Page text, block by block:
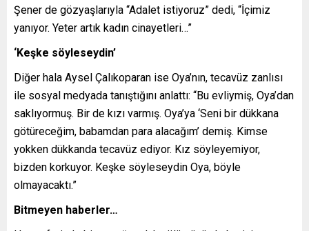
Şener de gözyaşlarıyla “Adalet istiyoruz” dedi, “İçimiz
yanıyor. Yeter artık kadın cinayetleri…”
‘Keşke söyleseydin’
Diğer hala Aysel Çalıkoparan ise Oya’nın, tecavüz zanlısı
ile sosyal medyada tanıştığını anlattı: “Bu evliymiş, Oya’dan
saklıyormuş. Bir de kızı varmış. Oya’ya ‘Seni bir dükkana
götüreceğim, babamdan para alacağım’ demiş. Kimse
yokken dükkanda tecavüz ediyor. Kız söyleyemiyor,
bizden korkuyor. Keşke söyleseydin Oya, böyle
olmayacaktı.”
Bitmeyen haberler…